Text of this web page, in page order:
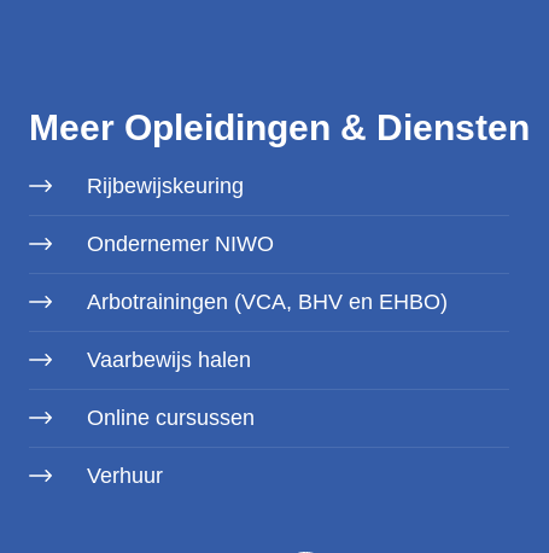
Meer Opleidingen & Diensten
Rijbewijskeuring
Ondernemer NIWO
Arbotrainingen (VCA, BHV en EHBO)
Vaarbewijs halen
Online cursussen
Verhuur